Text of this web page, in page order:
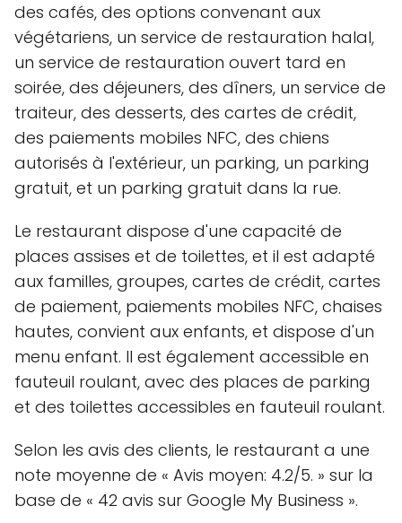
des cafés, des options convenant aux
végétariens, un service de restauration halal,
un service de restauration ouvert tard en
soirée, des déjeuners, des dîners, un service de
traiteur, des desserts, des cartes de crédit,
des paiements mobiles NFC, des chiens
autorisés à l'extérieur, un parking, un parking
gratuit, et un parking gratuit dans la rue.
Le restaurant dispose d'une capacité de
places assises et de toilettes, et il est adapté
aux familles, groupes, cartes de crédit, cartes
de paiement, paiements mobiles NFC, chaises
hautes, convient aux enfants, et dispose d'un
menu enfant. Il est également accessible en
fauteuil roulant, avec des places de parking
et des toilettes accessibles en fauteuil roulant.
Selon les avis des clients, le restaurant a une
note moyenne de « Avis moyen: 4.2/5. » sur la
base de « 42 avis sur Google My Business ».